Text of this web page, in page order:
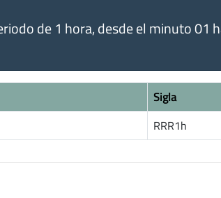
de 1 hora, desde el minuto 01
Sigla
RRR1h